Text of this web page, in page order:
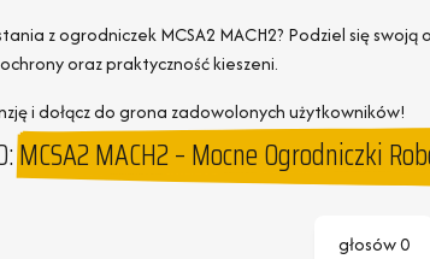
z ogrodniczek MCSA2 MACH2? Podziel się
oraz praktyczność kieszeni.
i dołącz do grona zadowolonych użytkowników!
MCSA2 MACH2 – Mocne Ogrodniczki
głosów0